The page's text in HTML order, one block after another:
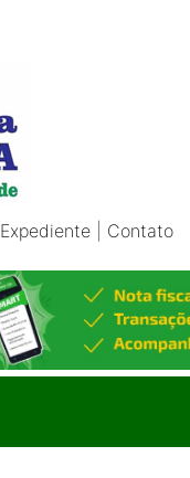
Expediente Contato